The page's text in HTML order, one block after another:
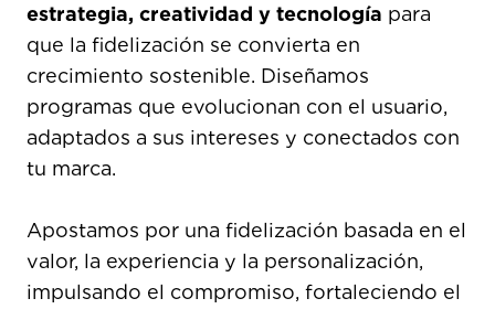
estrategia, creatividad y tecnología para
que la fidelización se convierta en
crecimiento sostenible. Diseñamos
programas que evolucionan con el usuario,
adaptados a sus intereses y conectados con
tu marca.
Apostamos por una fidelización basada en el
valor, la experiencia y la personalización,
impulsando el compromiso, fortaleciendo el